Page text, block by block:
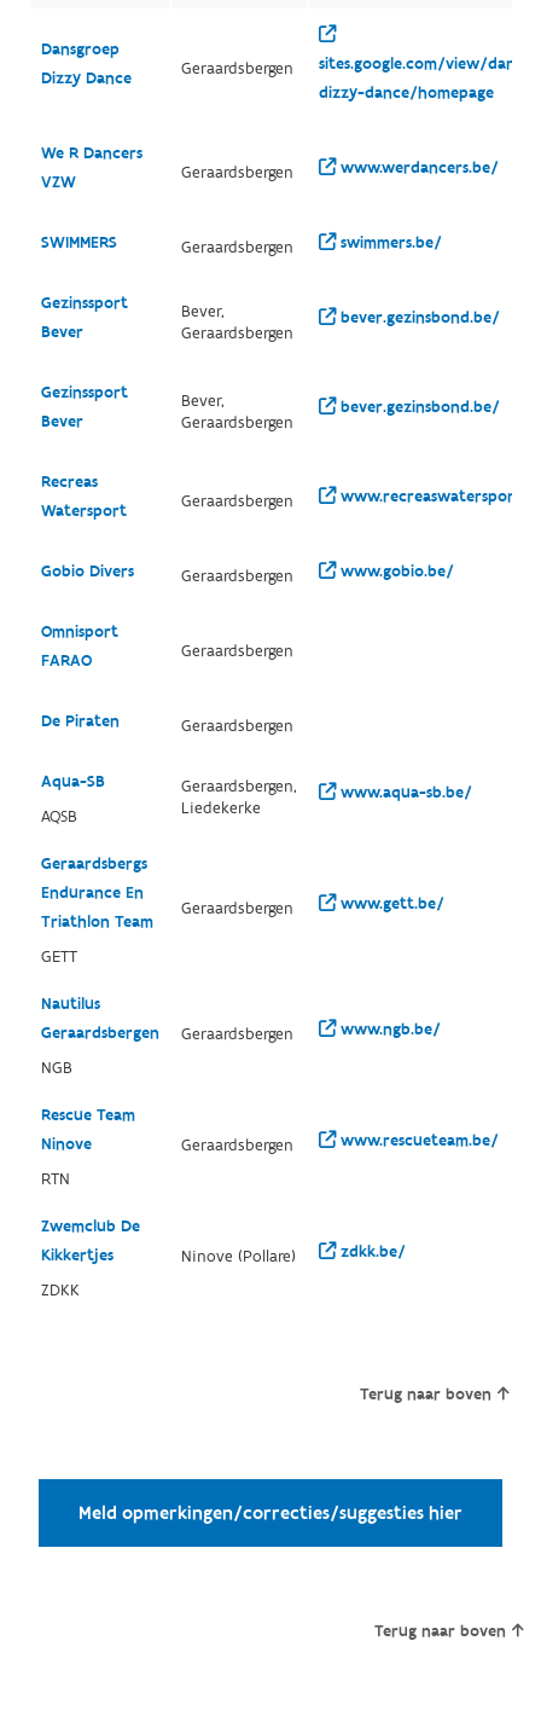
Dansgroep
Dizzy Dance
Geraardsbergen
sites.google.com/view/
dizzy-dance/homepage
We R Dancers
VZW
Geraardsbergen www.werdancers.be/
SWIMMERS Geraardsbergen swimmers.be/
Gezinssport
Bever
Bever,
Geraardsbergen
bever.gezinsbond.be/
Gezinssport
Bever
Bever,
Geraardsbergen
bever.gezinsbond.be/
Recreas
Watersport
Geraardsbergen
Gobio Divers Geraardsbergen www.gobio.be/
Omnisport
FARAO
Geraardsbergen
De Piraten Geraardsbergen
Aqua-SB
AQSB
Geraardsbergen,
Liedekerke
www.aqua-sb.be/
Geraardsbergs
Endurance En
Triathlon Team
GETT
Geraardsbergen www.gett.be/
Nautilus
Geraardsbergen
NGB
Geraardsbergen www.ngb.be/
Rescue Team
Ninove
RTN
Geraardsbergen www.rescueteam.be/
Zwemclub De
Kikkertjes
ZDKK
Ninove (Pollare) zdkk.be/
Terug naar boven
Meld opmerkingen/correcties/suggesties hier
Terug naar boven